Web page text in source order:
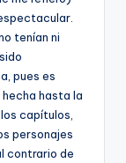
tenían ni
pues es
hasta la
capítulos,
personajes
contrario de